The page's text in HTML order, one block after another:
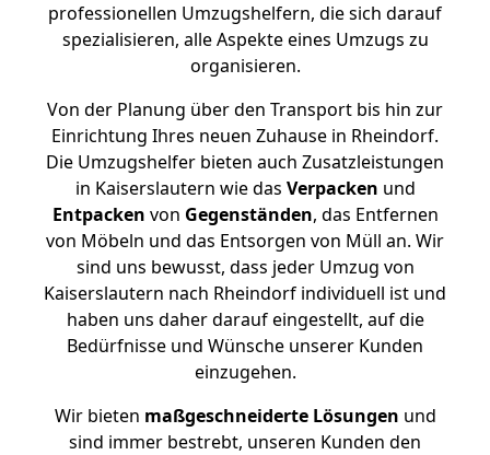
professionellen Umzugshelfern, die sich darauf
spezialisieren, alle Aspekte eines Umzugs zu
organisieren.
Von der Planung über den Transport bis hin zur
Einrichtung Ihres neuen Zuhause in Rheindorf.
Die Umzugshelfer bieten auch Zusatzleistungen
in Kaiserslautern wie das Verpacken und
Entpacken von Gegenständen, das Entfernen
von Möbeln und das Entsorgen von Müll an. Wir
sind uns bewusst, dass jeder Umzug von
Kaiserslautern nach Rheindorf individuell ist und
haben uns daher darauf eingestellt, auf die
Bedürfnisse und Wünsche unserer Kunden
einzugehen.
Wir bieten maßgeschneiderte Lösungen und
sind immer bestrebt, unseren Kunden den